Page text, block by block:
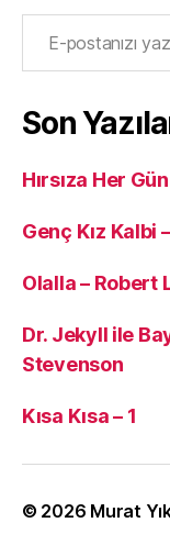
E-postanızı yazın…
Son
Hırsıza Her
Genç Kız Kalbi
Olalla – Robert
Dr. Jekyll ile
Stevenson
Kısa Kısa – 1
© 2026 Murat